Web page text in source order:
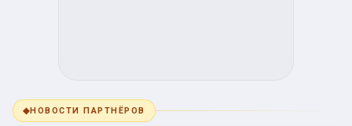
◆НОВОСТИ ПАРТНЁРОВ